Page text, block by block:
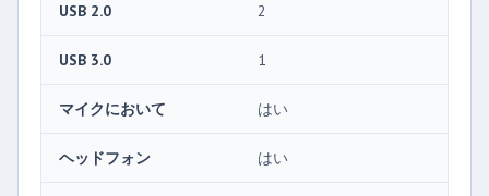
USB 2.0 2
USB 3.0 1
マイクにおいて はい
ヘッドフォン はい